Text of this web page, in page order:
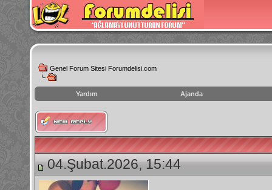
Genel Forum Sitesi Forumdelisi.com
Yardım Ajanda
instagram
izlenme
hilesi
04.Şubat.2026, 15:44